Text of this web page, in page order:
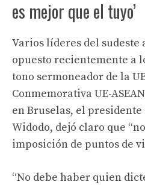
es mejor que el tuyo’
Varios líderes del sudeste
opuesto recientemente a
tono sermoneador de la
Conmemorativa UE-
en Bruselas, el presidente
Widodo, dejó claro que
imposición de puntos de
“No debe haber quien